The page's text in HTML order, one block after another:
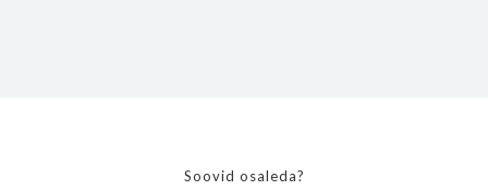
Soovid osaleda?